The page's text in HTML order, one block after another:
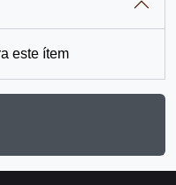
este ítem